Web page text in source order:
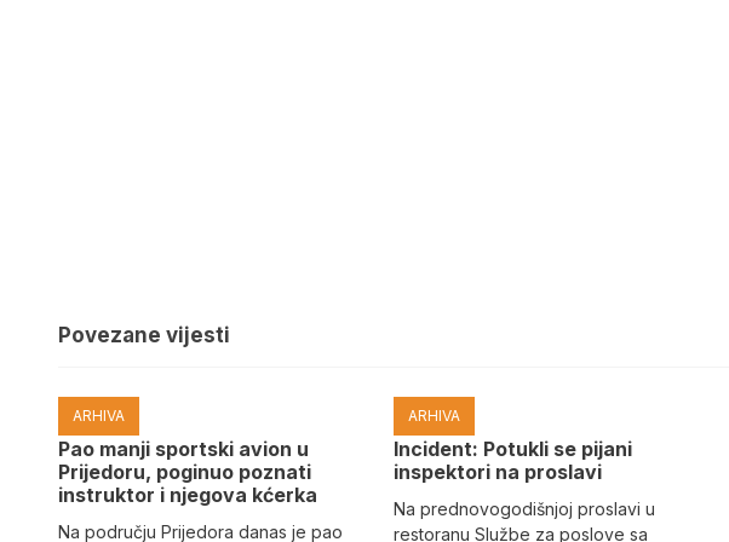
Povezane vijesti
ARHIVA
Pao manji sportski avion u
Prijedoru, poginuo poznati
instruktor i njegova kćerka
Na području Prijedora danas je pao
ARHIVA
Incident: Potukli se pijani
inspektori na proslavi
Na prednovogodišnjoj proslavi u
restoranu Službe za poslove sa